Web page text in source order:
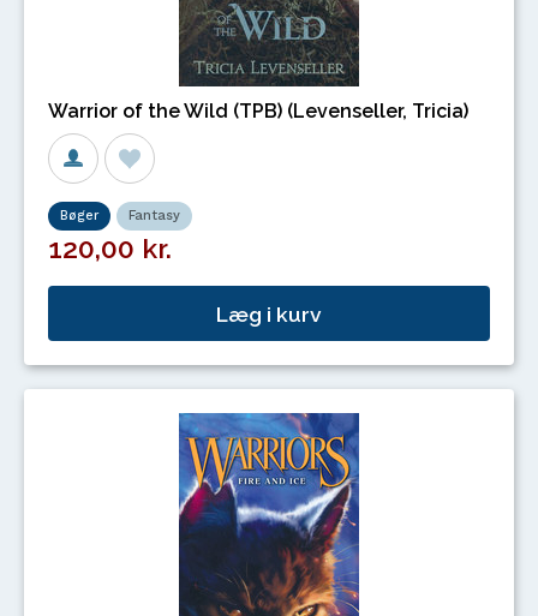
Warrior of the Wild (TPB) (Levenseller, Tricia)
Bøger Fantasy
120,00 kr.
Læg i kurv